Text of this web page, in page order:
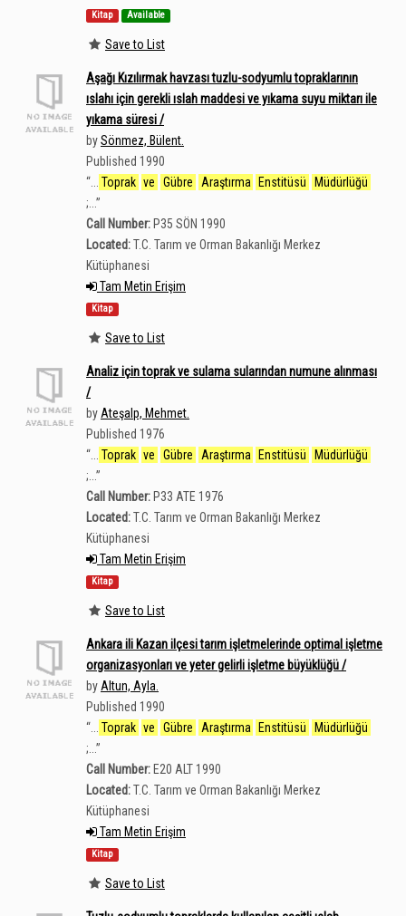
Kitap Available
Save to List
Aşağı Kızılırmak havzası tuzlu-sodyumlu topraklarının
ıslahı için gerekli ıslah maddesi ve yıkama suyu miktarı ile
yıkama süresi /
bySönmez, Bülent.
Published 1990
“
Toprak ve Gübre Araştırma Enstitüsü
Müdürlüğü
;... ”
Call Number: P35 SÖN 1990
Located:T.C. Tarım ve Orman Bakanlığı Merkez
Kütüphanesi
Tam Metin Erişim
Kitap
Save to List
Analiz için toprak ve sulama sularından numune alınması
/
by Ateşalp, Mehmet.
Published 1976
“
Toprak ve Gübre Araştırma Enstitüsü
Müdürlüğü
;... ”
Call Number: P33 ATE 1976
Located:T.C. Tarım ve Orman Bakanlığı Merkez
Kütüphanesi
Tam Metin Erişim
Kitap
Save to List
Ankara ili Kazan ilçesi tarım işletmelerinde optimal işletme
organizasyonları ve yeter gelirli işletme büyüklüğü /
by Altun, Ayla.
Published 1990
“
Toprak ve Gübre Araştırma Enstitüsü
Müdürlüğü
;... ”
Call Number: E20 ALT 1990
Located:T.C. Tarım ve Orman Bakanlığı Merkez
Kütüphanesi
Tam Metin Erişim
Kitap
Save to List